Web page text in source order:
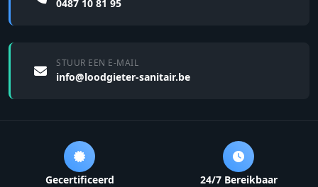
0487 10 81 95
STUUR EEN E-MAIL
info@loodgieter-sanitair.be
Gecertificeerd 24/7 Bereikbaar